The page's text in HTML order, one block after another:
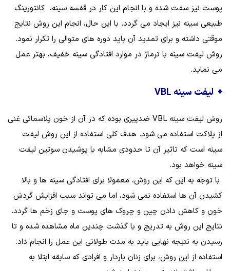
پوست نیز سفت شده و با انجام این کار در قفسه سینه، کانتورینگ
طبیعی سینه نیز ایجاد می‌ گردد. با این حال، انجام این روش نتایج
موقتی داشته و برای تمدید آن باید دوره‌ های متوالی را تکرار نمود.
روش لیفت سینه با ترماژ در موارد افتادگی سینه خفیف، بهتر عمل
می‌ نماید.
♦ لیفت سینه VBL
روش لیفت سینه VBL ضدپیری بوده که در آن از خون پلاسمائی غنی
از پلاکت استفاده می‌ شود. هدف کلی استفاده از این روش لیفت
سینه است که تاثیر آن تا حدودی مشابه با پوشیدن سوتین لیفت
سینه خواهد بود.
با توجه به این که این روش، معمولا برای افتادگی سینه‌ ها و بالا
کشیدن آن‌ ها استفاده نمی‌ شود، اما می‌ تواند سبب افزایش گردش
خون و کاهش دادن چین و چروک‌ های پوست و جای زخم‌ ها گردد.
نتایج این روش به تدریج و با گذشت چندین ماه مشاهده شده و تا
رسیدن به نتیجه نهایی باید به مدت طولانی این عمل را انجام داد.
استفاده از این روش، برای زنان باردار و افرادی که سابقه ابتلا به